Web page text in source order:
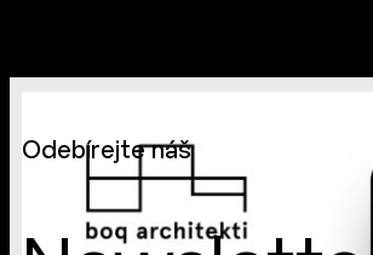
Odebírejte náš